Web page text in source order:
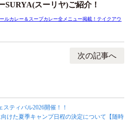
SURYA(スーリヤ)ご紹介！
ルカレー＆スープカレー全メニュー掲載！テイクアウ
次の記事へ
ティバル2026開催！！
けた夏季キャンプ日程の決定について【随時